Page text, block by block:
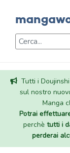
Tutti i
sul nostro
Manga
Potrai
perchè tutti i
perderai